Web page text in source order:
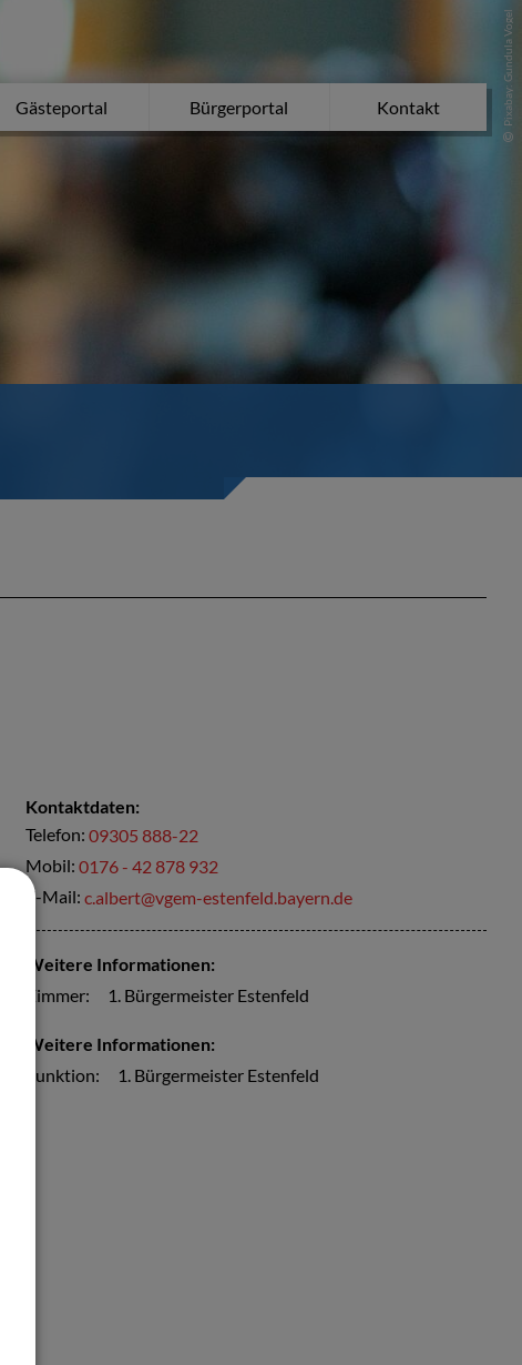
Gästeportal Bürgerportal Kontakt Pixabay: Gundula Vogel
Kontaktdaten:
Telefon: 09305 888-22
Mobil: 0176 - 42 878 932
E-Mail: c.albert@vgem-estenfeld.bayern.de
Weitere Informationen:
Zimmer:
1. Bürgermeister Estenfeld
Weitere Informationen:
Funktion:
1. Bürgermeister Estenfeld